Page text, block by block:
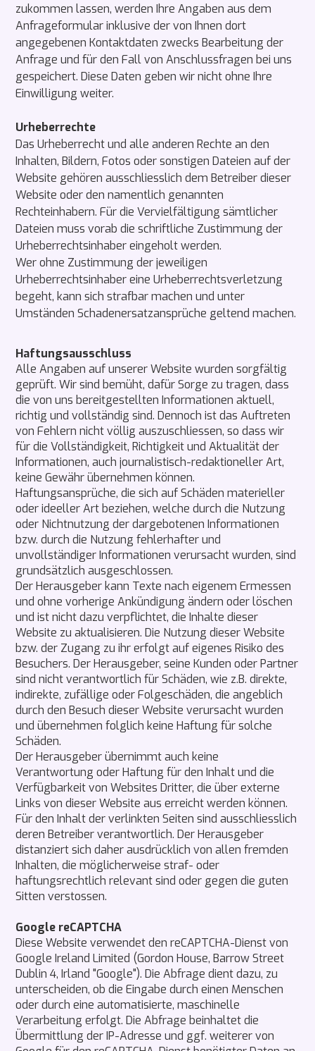
zukommen lassen, werden Ihre Angaben aus dem
Anfrageformular inklusive der von Ihnen dort
angegebenen Kontaktdaten zwecks Bearbeitung der
Anfrage und für den Fall von Anschlussfragen bei uns
gespeichert. Diese Daten geben wir nicht ohne Ihre
Einwilligung weiter.
Urheberrechte
Das Urheberrecht und alle anderen Rechte an den
Inhalten, Bildern, Fotos oder sonstigen Dateien auf der
Website gehören ausschliesslich dem Betreiber dieser
Website oder den namentlich genannten
Rechteinhabern. Für die Vervielfältigung sämtlicher
Dateien muss vorab die schriftliche Zustimmung der
Urheberrechtsinhaber eingeholt werden.
Wer ohne Zustimmung der jeweiligen
Urheberrechtsinhaber eine Urheberrechtsverletzung
begeht, kann sich strafbar machen und unter
Umständen Schadenersatzansprüche geltend machen.
Haftungsausschluss
Alle Angaben auf unserer Website wurden sorgfältig
geprüft. Wir sind bemüht, dafür Sorge zu tragen, dass
die von uns bereitgestellten Informationen aktuell,
richtig und vollständig sind. Dennoch ist das Auftreten
von Fehlern nicht völlig auszuschliessen, so dass wir
für die Vollständigkeit, Richtigkeit und Aktualität der
Informationen, auch journalistisch-redaktioneller Art,
keine Gewähr übernehmen können.
Haftungsansprüche, die sich auf Schäden materieller
oder ideeller Art beziehen, welche durch die Nutzung
oder Nichtnutzung der dargebotenen Informationen
bzw. durch die Nutzung fehlerhafter und
unvollständiger Informationen verursacht wurden, sind
grundsätzlich ausgeschlossen.
Der Herausgeber kann Texte nach eigenem Ermessen
und ohne vorherige Ankündigung ändern oder löschen
und ist nicht dazu verpflichtet, die Inhalte dieser
Website zu aktualisieren. Die Nutzung dieser Website
bzw. der Zugang zu ihr erfolgt auf eigenes Risiko des
Besuchers. Der Herausgeber, seine Kunden oder Partner
sind nicht verantwortlich für Schäden, wie z.B. direkte,
indirekte, zufällige oder Folgeschäden, die angeblich
durch den Besuch dieser Website verursacht wurden
und übernehmen folglich keine Haftung für solche
Schäden.
Der Herausgeber übernimmt auch keine
Verantwortung oder Haftung für den Inhalt und die
Verfügbarkeit von Websites Dritter, die über externe
Links von dieser Website aus erreicht werden können.
Für den Inhalt der verlinkten Seiten sind ausschliesslich
deren Betreiber verantwortlich. Der Herausgeber
distanziert sich daher ausdrücklich von allen fremden
Inhalten, die möglicherweise straf- oder
haftungsrechtlich relevant sind oder gegen die guten
Sitten verstossen.
Google reCAPTCHA
Diese Website verwendet den reCAPTCHA-Dienst von
Google Ireland Limited (Gordon House, Barrow Street
Dublin 4, Irland "Google"). Die Abfrage dient dazu, zu
unterscheiden, ob die Eingabe durch einen Menschen
oder durch eine automatisierte, maschinelle
Verarbeitung erfolgt. Die Abfrage beinhaltet die
Übermittlung der IP-Adresse und ggf. weiterer von